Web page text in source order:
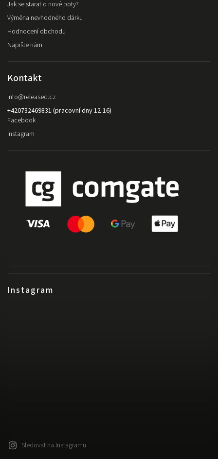
Instagram
Sledovat na Instagramu
Jak se starat o nové boty?
Výměna nevhodného dárku
Hodnocení obchodu
Napište nám
Kontakt
info@released.cz
+420732469831 (pracovní dny 12-16)
Facebook
Instagram